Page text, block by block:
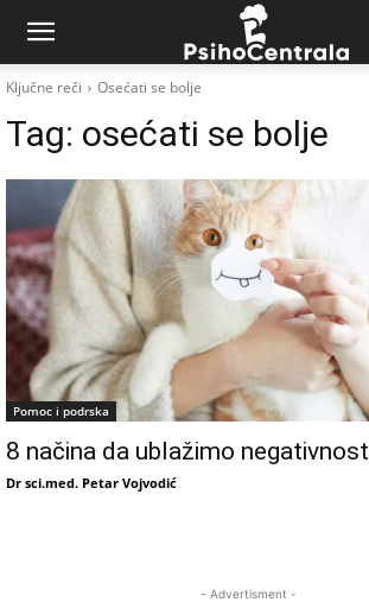
Ključne reči Osećati se bolje
Tag: osećati se bolje
Pomoc i podrska
8 načina da ublažimo negativnost
Dr sci.med. Petar Vojvodić
- Advertisment -